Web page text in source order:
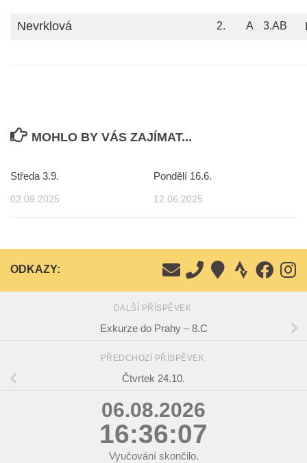
Nevrklová 2. A 3.AB
MOHLO BY VÁS ZAJÍMAT...
Středa 3.9.
02.09.2025
Pondělí 16.6.
12.06.2025
ODKAZY:
DALŠÍ PŘÍSPĚVEK
Exkurze do Prahy – 8.C
PŘEDCHOZÍ PŘÍSPĚVEK
Čtvrtek 24.10.
06.08.2026
16:36:08
Vyučování skončilo.